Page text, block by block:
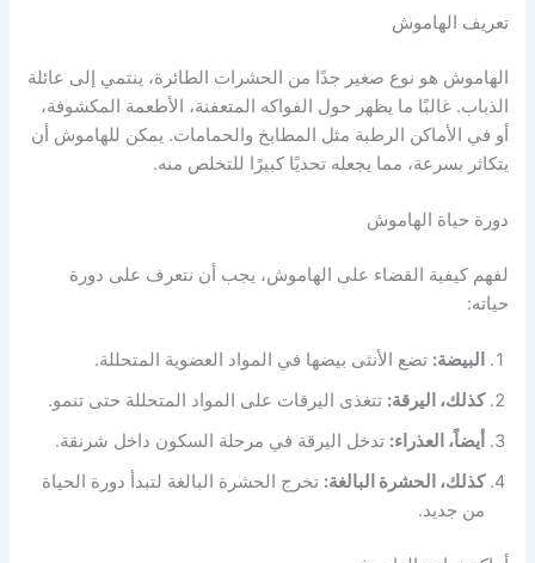
تعريف الهاموش
الهاموش هو نوع صغير جدًا من الحشرات الطائرة، ينتمي إلى عائلة
الذباب. غالبًا ما يظهر حول الفواكه المتعفنة، الأطعمة المكشوفة،
أو في الأماكن الرطبة مثل المطابخ والحمامات. يمكن للهاموش أن
يتكاثر بسرعة، مما يجعله تحديًا كبيرًا للتخلص منه.
دورة حياة الهاموش
لفهم كيفية القضاء على الهاموش، يجب أن نتعرف على دورة
حياته:
البيضة: تضع الأنثى بيضها في المواد العضوية المتحللة.
كذلك، اليرقة: تتغذى اليرقات على المواد المتحللة حتى تنمو.
أيضاً، العذراء: تدخل اليرقة في مرحلة السكون داخل شرنقة.
كذلك، الحشرة البالغة: تخرج الحشرة البالغة لتبدأ دورة الحياة
من جديد.